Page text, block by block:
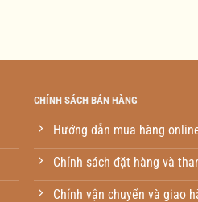
CHÍNH SÁCH BÁN HÀNG
Hướng dẫn mua hàng
Chính sách đặt hàng và
Chính vận chuyển và giao